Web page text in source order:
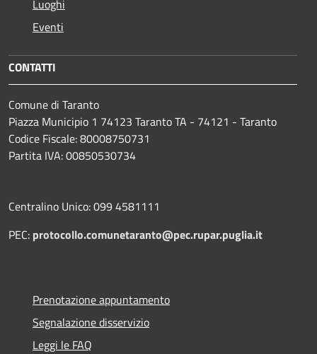
Luoghi
Eventi
CONTATTI
Comune di Taranto
Piazza Municipio 1 74123 Taranto TA - 74121 - Taranto
Codice Fiscale: 80008750731
Partita IVA: 00850530734
Centralino Unico: 099 4581111
PEC: protocollo.comunetaranto@pec.rupar.puglia.it
Prenotazione appuntamento
Segnalazione disservizio
Leggi le FAQ